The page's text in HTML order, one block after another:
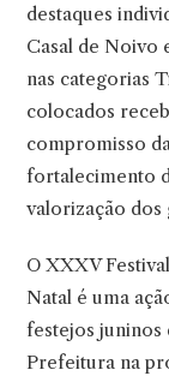
destaques
Casal de Noivo
nas categorias
colocados
compromisso
fortalecimento
valorização dos
O XXXV
Natal é uma
festejos juninos
Prefeitura na